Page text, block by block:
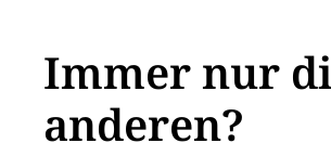
Immer nur
anderen?